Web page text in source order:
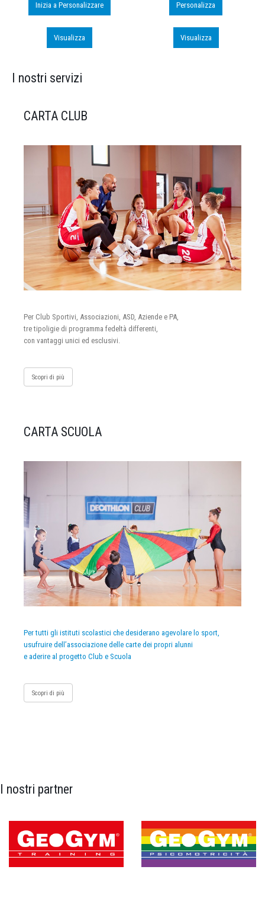
Inizia a Personalizzare
Visualizza
Personalizza
Visualizza
I nostri servizi
CARTA CLUB
Per Club Sportivi, Associazioni, ASD, Aziende e PA,
tre tipoligie di programma fedeltà differenti,
con vantaggi unici ed esclusivi.
Scopri di più
CARTA SCUOLA
Per tutti gli istituti scolastici che desiderano agevolare lo sport,
usufruire dell’associazione delle carte dei propri alunni
e aderire al progetto Club e Scuola
Scopri di più
I nostri partner